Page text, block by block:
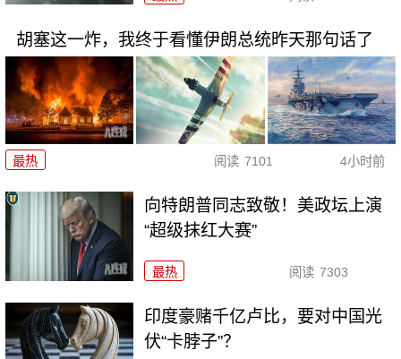
胡塞这一炸，我终于看懂伊朗总统昨天那句话了
最热 阅读 7101 4小时前
向特朗普同志致敬！美政坛上演
“超级抹红大赛”
最热 阅读 7303
印度豪赌千亿卢比，要对中国光
伏“卡脖子”？